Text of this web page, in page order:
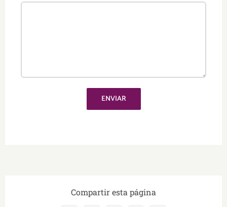
Compartir esta página